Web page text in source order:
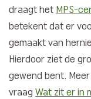
draagt het MPS-
betekent dat er
gemaakt van
Hierdoor ziet de
gewend bent.
vraag Wat zit er in